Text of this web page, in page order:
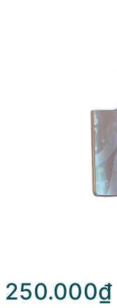
250.000₫